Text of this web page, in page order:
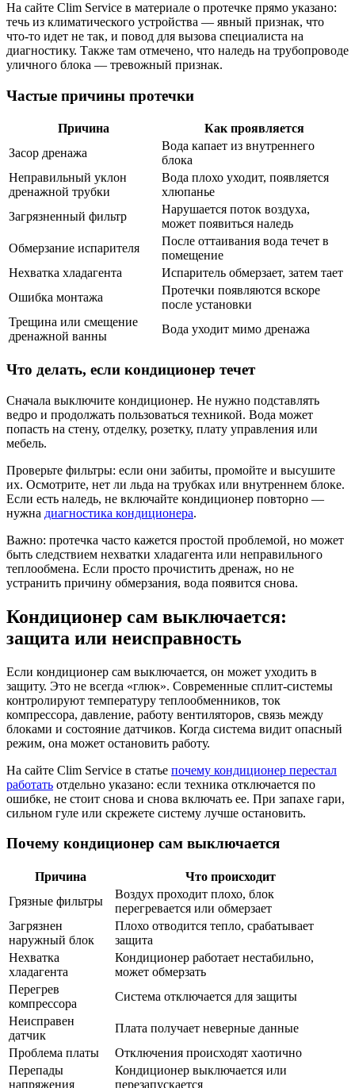
На сайте Clim Service в материале о протечке прямо указано:
течь из климатического устройства — явный признак, что
что-то идет не так, и повод для вызова специалиста на
диагностику. Также там отмечено, что наледь на трубопроводе
уличного блока — тревожный признак.
Частые причины протечки
Причина
Как проявляется
Засор дренажа
Вода капает из внутреннего
блока
Неправильный уклон
дренажной трубки
Вода плохо уходит, появляется
хлюпанье
Загрязненный фильтр
Нарушается поток воздуха,
может появиться наледь
Обмерзание испарителя
После оттаивания вода течет в
помещение
Нехватка хладагента
Испаритель обмерзает, затем тает
Ошибка монтажа
Протечки появляются вскоре
после установки
Трещина или смещение
дренажной ванны
Вода уходит мимо дренажа
Что делать, если кондиционер течет
Сначала выключите кондиционер. Не нужно подставлять
ведро и продолжать пользоваться техникой. Вода может
попасть на стену, отделку, розетку, плату управления или
мебель.
Проверьте фильтры: если они забиты, промойте и высушите
их. Осмотрите, нет ли льда на трубках или внутреннем блоке.
Если есть наледь, не включайте кондиционер повторно —
нужна диагностика кондиционера.
Важно: протечка часто кажется простой проблемой, но может
быть следствием нехватки хладагента или неправильного
теплообмена. Если просто прочистить дренаж, но не
устранить причину обмерзания, вода появится снова.
Кондиционер сам выключается:
защита или неисправность
Если кондиционер сам выключается, он может уходить в
защиту. Это не всегда «глюк». Современные сплит-системы
контролируют температуру теплообменников, ток
компрессора, давление, работу вентиляторов, связь между
блоками и состояние датчиков. Когда система видит опасный
режим, она может остановить работу.
На сайте Clim Service в статье почему кондиционер перестал
работать отдельно указано: если техника отключается по
ошибке, не стоит снова и снова включать ее. При запахе гари,
сильном гуле или скрежете систему лучше остановить.
Почему кондиционер сам выключается
Причина
Что происходит
Грязные фильтры
Воздух проходит плохо, блок
перегревается или обмерзает
Загрязнен
наружный блок
Плохо отводится тепло, срабатывает
защита
Нехватка
хладагента
Кондиционер работает нестабильно,
может обмерзать
Перегрев
компрессора
Система отключается для защиты
Неисправен
датчик
Плата получает неверные данные
Проблема платы
Отключения происходят хаотично
Перепады
напряжения
Кондиционер выключается или
перезапускается